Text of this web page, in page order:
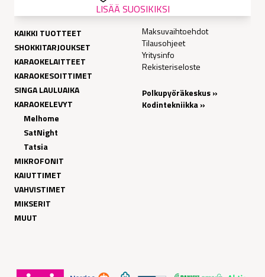
KAIKKI TUOTTEET
SHOKKITARJOUKSET
KARAOKELAITTEET
KARAOKESOITTIMET
SINGA LAULUAIKA
KARAOKELEVYT
Melhome
SatNight
Tatsia
MIKROFONIT
KAIUTTIMET
VAHVISTIMET
MIKSERIT
MUUT
Maksuvaihtoehdot
Tilausohjeet
Yritysinfo
Rekisteriseloste
Polkupyöräkeskus »
Kodintekniikka »
LISÄÄ SUOSIKIKSI